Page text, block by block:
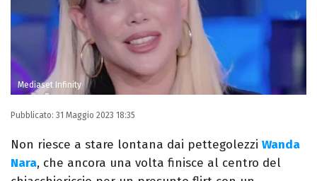
Mediaset Infinity
Pubblicato: 31 Maggio 2023 18:35
Non riesce a stare lontana dai pettegolezzi Wanda
Nara, che ancora una volta finisce al centro del